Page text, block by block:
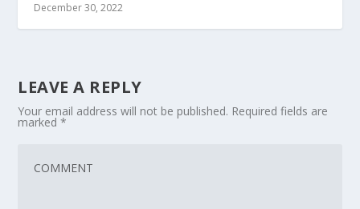
December 30, 2022
LEAVE A REPLY
Your email address will not be published. Required fields are
marked*